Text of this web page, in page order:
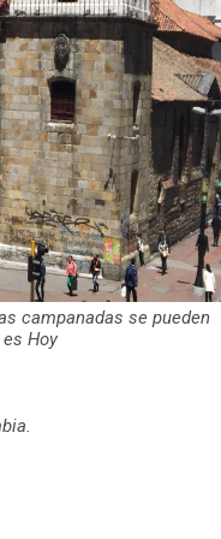
campanadas se pueden
Hoy